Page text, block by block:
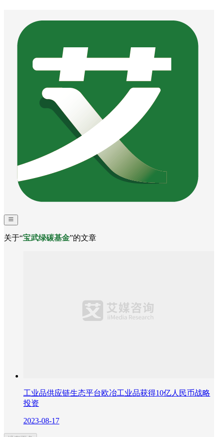
关于“宝武绿碳基金”的文章
工业品供应链生态平台欧冶工业品获得10亿人民币战略
投资
2023-08-17